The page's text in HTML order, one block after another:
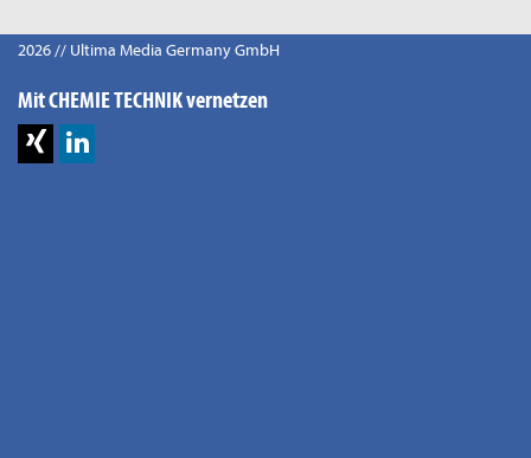
2026 // Ultima Media Germany GmbH
Mit CHEMIE TECHNIK vernetzen